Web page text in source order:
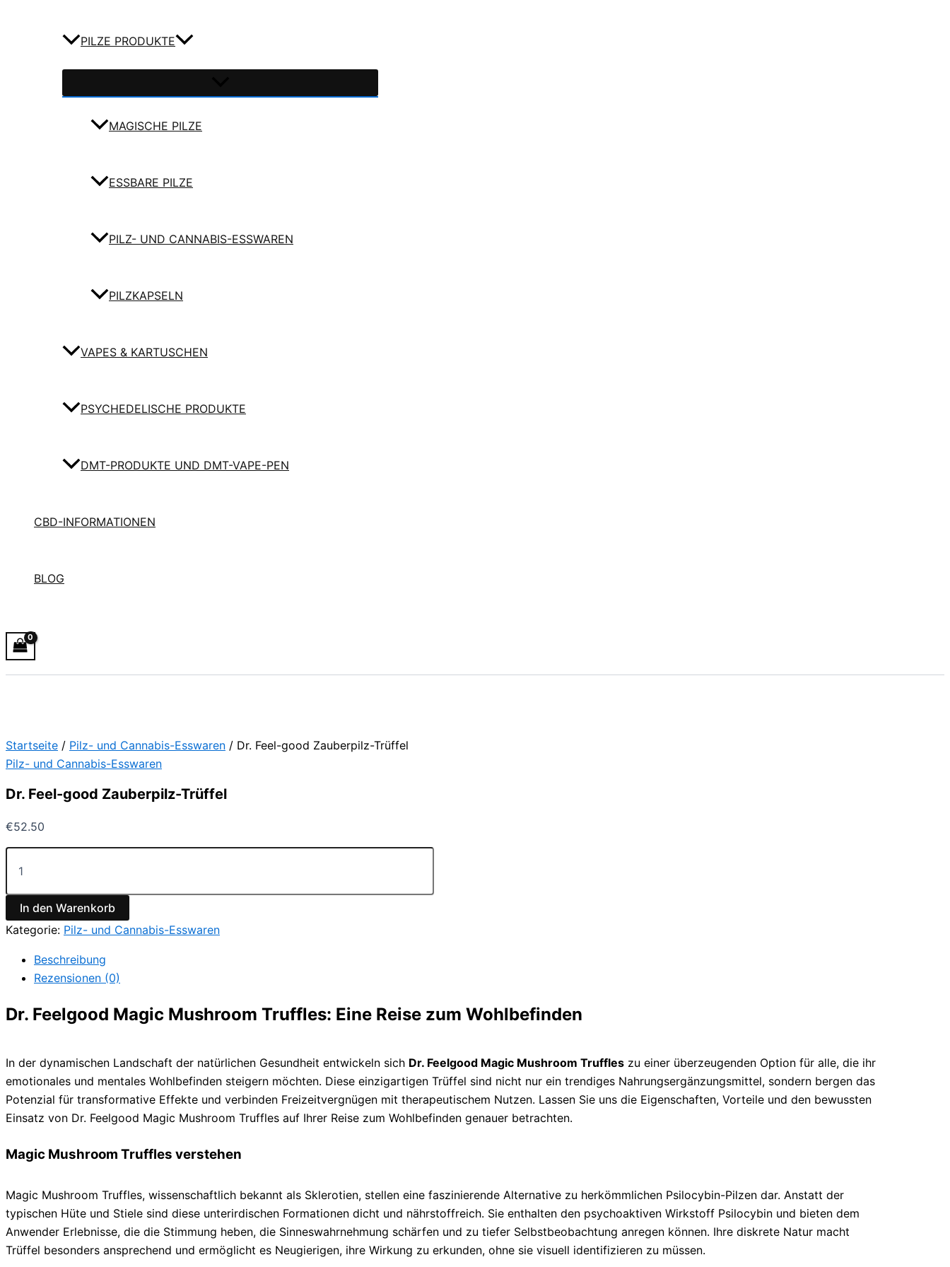
PILZE PRODUKTE
MAGISCHE PILZE
ESSBARE PILZE
PILZ- UND CANNABIS-ESSWAREN
PILZKAPSELN
VAPES & KARTUSCHEN
PSYCHEDELISCHE PRODUKTE
DMT-PRODUKTE UND DMT-VAPE-PEN
CBD-INFORMATIONEN
BLOG
Startseite / Pilz- und Cannabis-Esswaren / Dr. Feel-good Zauberpilz-Trüffel
Pilz- und Cannabis-Esswaren
Dr. Feel-good Zauberpilz-Trüffel
€52.50
In den Warenkorb
Kategorie: Pilz- und Cannabis-Esswaren
Beschreibung
Rezensionen (0)
Dr. Feelgood Magic Mushroom Truffles: Eine Reise zum Wohlbefinden
In der dynamischen Landschaft der natürlichen Gesundheit entwickeln sich Dr. Feelgood Magic Mushroom Truffles zu einer überzeugenden Option für alle, die ihr
emotionales und mentales Wohlbefinden steigern möchten. Diese einzigartigen Trüffel sind nicht nur ein trendiges Nahrungsergänzungsmittel, sondern bergen das
Potenzial für transformative Effekte und verbinden Freizeitvergnügen mit therapeutischem Nutzen. Lassen Sie uns die Eigenschaften, Vorteile und den bewussten
Einsatz von Dr. Feelgood Magic Mushroom Truffles auf Ihrer Reise zum Wohlbefinden genauer betrachten.
Magic Mushroom Truffles verstehen
Magic Mushroom Truffles, wissenschaftlich bekannt als Sklerotien, stellen eine faszinierende Alternative zu herkömmlichen Psilocybin-Pilzen dar. Anstatt der
typischen Hüte und Stiele sind diese unterirdischen Formationen dicht und nährstoffreich. Sie enthalten den psychoaktiven Wirkstoff Psilocybin und bieten dem
Anwender Erlebnisse, die die Stimmung heben, die Sinneswahrnehmung schärfen und zu tiefer Selbstbeobachtung anregen können. Ihre diskrete Natur macht
Trüffel besonders ansprechend und ermöglicht es Neugierigen, ihre Wirkung zu erkunden, ohne sie visuell identifizieren zu müssen.